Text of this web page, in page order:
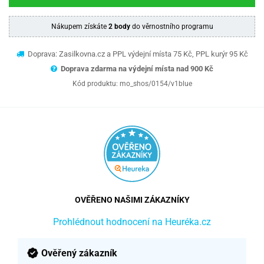
Nákupem získáte 2 bodydo věrnostního programu
Doprava: Zasilkovna.cz a PPL výdejní místa 75 Kč, PPL kurýr 95 Kč
Doprava zdarma na výdejní místa nad 900 Kč
Kód produktu: mo_shos/0154/v1blue
OVĚŘENO NAŠIMI ZÁKAZNÍKY
Prohlédnout hodnocení na Heuréka.cz
Ověřený zákazník